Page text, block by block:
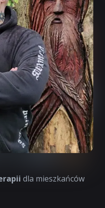
dla mieszkańców